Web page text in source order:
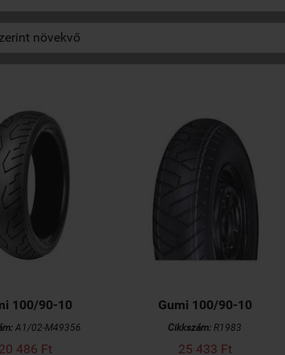
100/90-10
A1/02-M49356
20 486 Ft
Gumi 100/90-10
Cikkszám: R1983
25 433 Ft